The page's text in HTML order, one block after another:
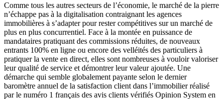
Comme tous les autres secteurs de l’économie, le marché de la pierre
n’échappe pas à la digitalisation contraignant les agences
immobilières à s’adapter pour rester compétitives sur un marché de
plus en plus concurrentiel. Face à la montée en puissance de
mandataires pratiquant des commissions réduites, de nouveaux
entrants 100% en ligne ou encore des velléités des particuliers à
pratiquer la vente en direct, elles sont nombreuses à vouloir valoriser
leur qualité de service et démontrer leur valeur ajoutée. Une
démarche qui semble globalement payante selon le dernier
baromètre annuel de la satisfaction client dans l’immobilier réalisé
par le numéro 1 français des avis clients vérifiés Opinion System en